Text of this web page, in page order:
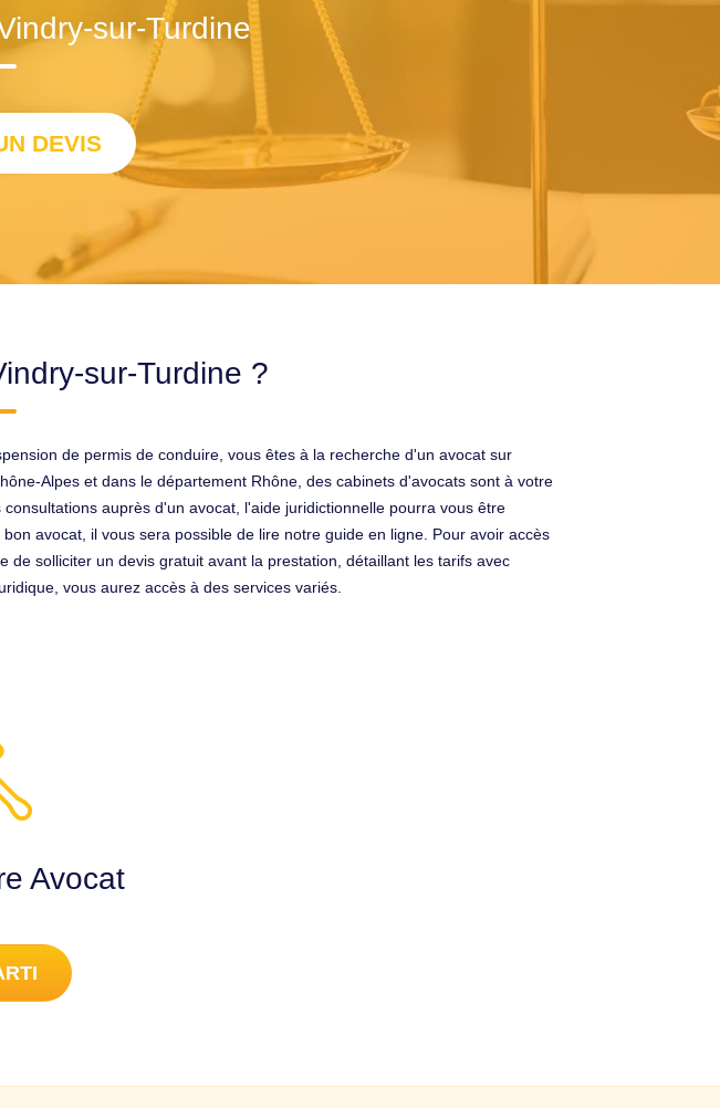
sur-Turdine
DEVIS
sur-Turdine ?
de permis de conduire, vous êtes à la recherche d'un avocat sur
Alpes et dans le département Rhône, des cabinets d'avocats sont à votre
auprès d'un avocat, l'aide juridictionnelle pourra vous être
avocat, il vous sera possible de lire notre guide en ligne. Pour avoir accès
solliciter un devis gratuit avant la prestation, détaillant les tarifs avec
vous aurez accès à des services variés.
Avocat